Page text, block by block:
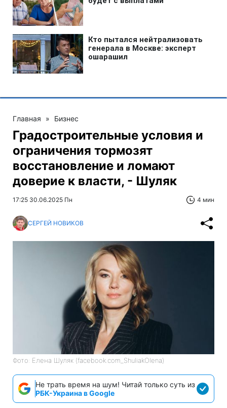
Главная » Бизнес
Градостроительные условия и
ограничения тормозят
восстановление и ломают
доверие к власти, - Шуляк
17:25 30.06.2025 Пн 4 мин
СЕРГЕЙ НОВИКОВ
Фото: Елена Шуляк (facebook.com_ShuliakOlena)
Не трать время на шум! Читай только суть из
РБК-Украина в Google